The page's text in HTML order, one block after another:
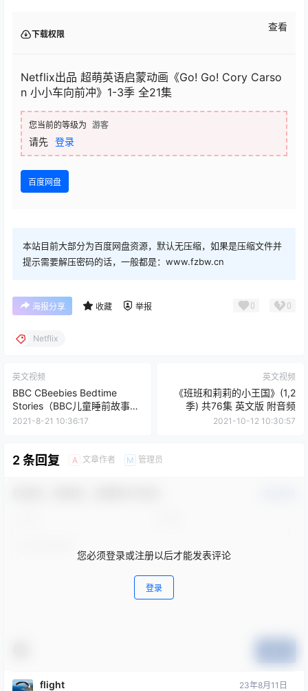
下载权限
查看
Netflix出品 超萌英语启蒙动画《Go! Go! Cory Carso
n 小小车向前冲》1-3季 全21集
您当前的等级为 游客
请先 登录
百度网盘
本站目前大部分为百度网盘资源，默认无压缩，如果是压缩文件并
提示需要解压密码的话，一般都是：www.fzbw.cn
海报分享 收藏 举报 0 0
Netflix
英文视频
BBC CBeebies Bedtime
Stories（BBC儿童睡前故事）
1-374集 英文版
2021-8-21 10:36:17
英文视频
《班班和莉莉的小王国》(1,2
季) 共76集 英文版 附音频
2021-10-12 10:30:57
2 条回复 A 文章作者 M 管理员
您必须登录或注册以后才能发表评论
登录
flight 23年8月11日